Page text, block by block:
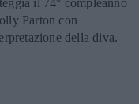
il 74° compleanno
Parton con
della diva.